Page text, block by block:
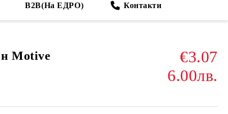
B2B(На ЕДРО) Контакти
Motive
€3.07
6.00лв.